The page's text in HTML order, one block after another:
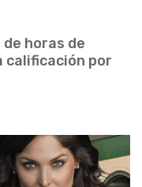
horas de
calificación por